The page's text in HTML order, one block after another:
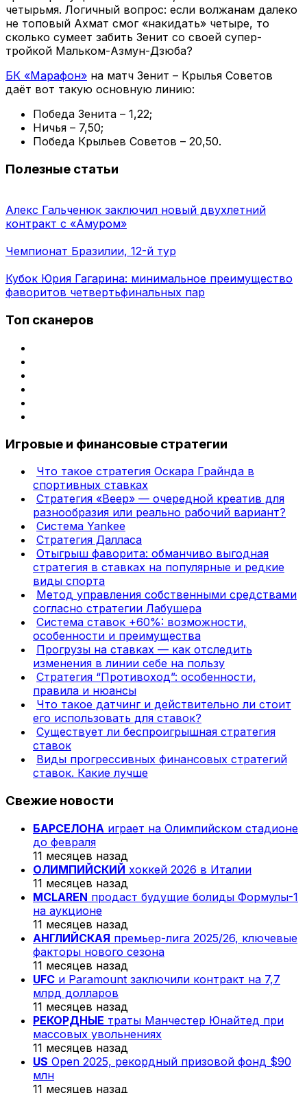
четырьмя. Логичный вопрос: если волжанам далеко
не топовый Ахмат смог «накидать» четыре, то
сколько сумеет забить Зенит со своей супер-
тройкой Мальком-Азмун-Дзюба?
БК «Марафон» на матч Зенит – Крылья Советов
даёт вот такую основную линию:
Победа Зенита – 1,22;
Ничья – 7,50;
Победа Крыльев Советов – 20,50.
Полезные статьи
Алекс Гальченюк заключил новый двухлетний
контракт с «Амуром»
Чемпионат Бразилии, 12-й тур
Кубок Юрия Гагарина: минимальное преимущество
фаворитов четвертьфинальных пар
Топ сканеров
Игровые и финансовые стратегии
Что такое стратегия Оскара Грайнда в
спортивных ставках
Стратегия «Веер» — очередной креатив для
разнообразия или реально рабочий вариант?
Система Yankee
Стратегия Далласа
Отыгрыш фаворита: обманчиво выгодная
стратегия в ставках на популярные и редкие
виды спорта
Метод управления собственными средствами
согласно стратегии Лабушера
Система ставок +60%: возможности,
особенности и преимущества
Прогрузы на ставках — как отследить
изменения в линии себе на пользу
Стратегия “Противоход”: особенности,
правила и нюансы
Что такое датчинг и действительно ли стоит
его использовать для ставок?
Существует ли беспроигрышная стратегия
ставок
Виды прогрессивных финансовых стратегий
ставок. Какие лучше
Свежие новости
БАРСЕЛОНА играет на Олимпийском стадионе
до февраля
11 месяцев назад
ОЛИМПИЙСКИЙ хоккей 2026 в Италии
11 месяцев назад
MCLAREN продаст будущие болиды Формулы-1
на аукционе
11 месяцев назад
АНГЛИЙСКАЯ премьер-лига 2025/26, ключевые
факторы нового сезона
11 месяцев назад
UFC и Paramount заключили контракт на 7,7
млрд долларов
11 месяцев назад
РЕКОРДНЫЕ траты Манчестер Юнайтед при
массовых увольнениях
11 месяцев назад
US Open 2025, рекордный призовой фонд $90
млн
11 месяцев назад